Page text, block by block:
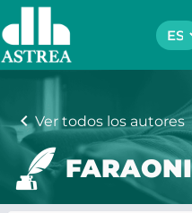
chevron_leftVer todos los autores